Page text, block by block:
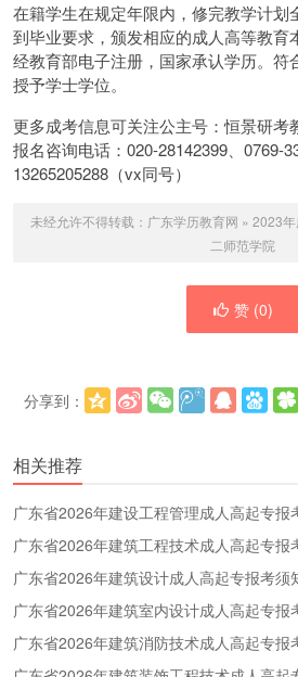
在籍学生在规定年限内，修完教学计划
到毕业要求，颁发相应的成人高等教育
经教育部电子注册，国家承认学历。符
授予学士学位。
更多成考信息可关注公主号：恒景研考
报名咨询电话：020-28142399、0769-
13265205288（vx同号）
未经允许不得转载： 广东学历教育网 » 2023
二师范学院
赞 (0)
分享到：
相关推荐
广东省2026年建设工程管理成人高起专报
广东省2026年建筑工程技术成人高起专报
广东省2026年建筑设计成人高起专报考须
广东省2026年建筑室内设计成人高起专报
广东省2026年建筑消防技术成人高起专报